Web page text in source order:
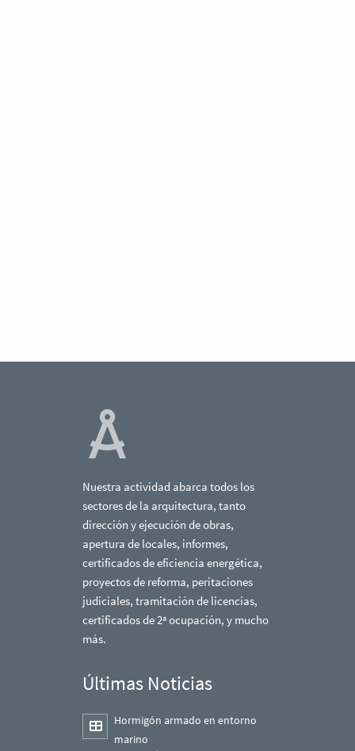
Nuestra actividad abarca todos los
sectores de la arquitectura, tanto
dirección y ejecución de obras,
apertura de locales, informes,
certificados de eficiencia energética,
proyectos de reforma, peritaciones
judiciales, tramitación de licencias,
certificados de 2ª ocupación, y mucho
más.
Últimas Noticias
Hormigón armado en entorno
marino